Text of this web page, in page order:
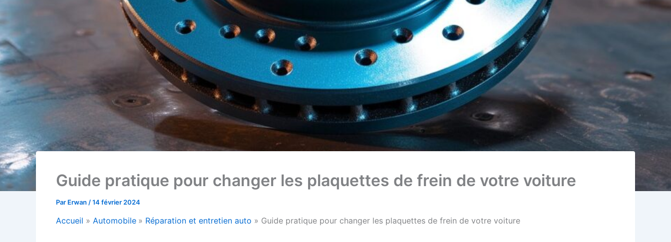
Guide pratique pour changer les plaquettes de frein de votre voiture
Par Erwan /14 février 2024
Accueil Automobile Réparation et entretien auto Guide pratique pour changer les plaquettes de frein de votre voiture